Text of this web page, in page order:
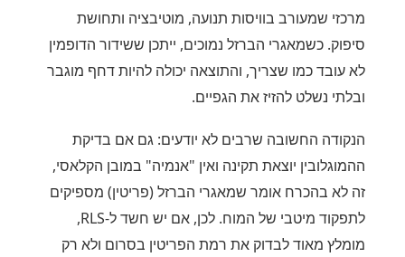
מרכזי שמעורב בוויסות תנועה, מוטיבציה ותחושת
סיפוק. כשמאגרי הברזל נמוכים, ייתכן ששידור הדופמין
לא עובד כמו שצריך, והתוצאה יכולה להיות דחף מוגבר
ובלתי נשלט להזיז את הגפיים.
הנקודה החשובה שרבים לא יודעים: גם אם בדיקת
ההמוגלובין יוצאת תקינה ואין "אנמיה" במובן הקלאסי,
זה לא בהכרח אומר שמאגרי הברזל (פריטין) מספיקים
לתפקוד מיטבי של המוח. לכן, אם יש חשד ל-RLS,
מומלץ מאוד לבדוק את רמת הפריטין בסרום ולא רק